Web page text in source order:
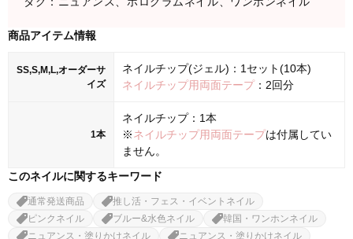
商品アイテム情報
SS,S,M,L,オーダーサ
イズ
ネイルチップ(ジェル)：1セット(10本)
ネイルチップ用両面テープ：2回分
1本
ネイルチップ：1本
※ネイルチップ用両面テープは付属してい
ません。
このネイルに関するキーワード
通常発送商品
推し活・フェス・イベントネイル
ピンクネイル
ブルー&水色ネイル
韓国・ワンホンネイル
ニュアンス・塗りかけネイル
ニュアンス・塗りかけネイル